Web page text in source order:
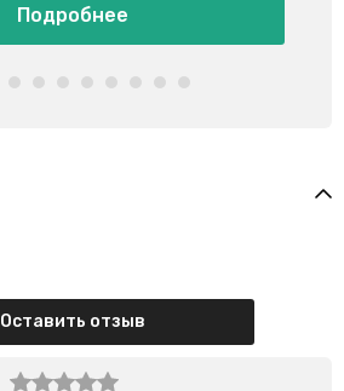
Подробнее
Оставить отзыв